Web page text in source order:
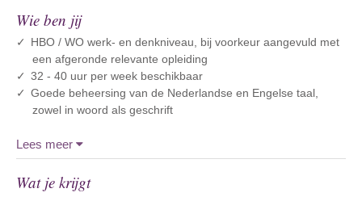
Wie ben jij
HBO / WO werk- en denkniveau, bij voorkeur aangevuld met
een afgeronde relevante opleiding
32 - 40 uur per week beschikbaar
Goede beheersing van de Nederlandse en Engelse taal,
zowel in woord als geschrift
Lees meer
Wat je krijgt